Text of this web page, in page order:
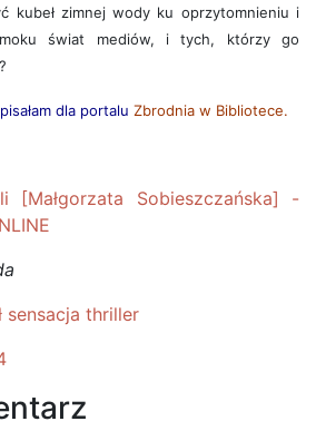
kubeł zimnej wody ku oprzytomnieniu i
świat mediów, i tych, którzy go
dla portalu Zbrodnia w Bibliotece.
sensacja thriller